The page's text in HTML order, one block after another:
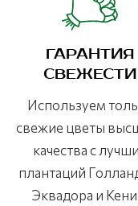
ГАРАНТИЯ
СВЕЖЕСТИ
Используем
свежие цветы
качества с
плантаций
Эквадора и